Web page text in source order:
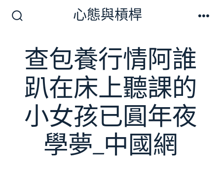
切
換
開
關
心態與槓桿
查包養行情阿誰
趴在床上聽課的
小女孩已圓年夜
學夢_中國網